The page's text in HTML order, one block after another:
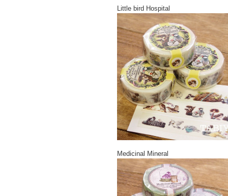
Little bird Hospital
Medicinal Mineral